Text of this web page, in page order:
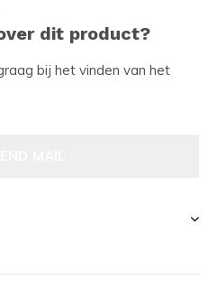
dit product?
bij het vinden van het